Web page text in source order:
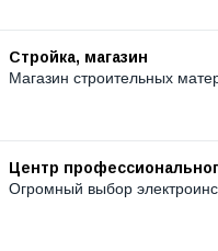
Стройка, магазин
Магазин строительных
Центр
Огромный выбор